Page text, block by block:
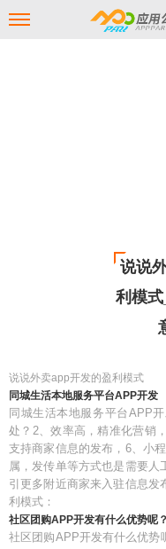
说说
利模
说说外卖app开发的盈利模式
同城生活本地服务平台APP开发
同城生活本地服务平台APP
处？2、效率高，精准化营销
支持商家信息的发布，6、小
属，发传单等方式也是需要人
引更多附近商家来入驻信息发
利模式：
社区团购APP开发有什么优势呢？
社区团购APP开发有什么优势